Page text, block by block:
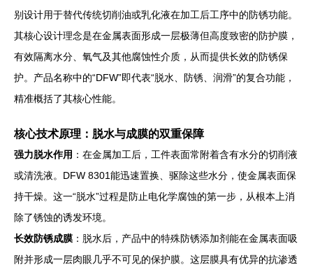
别设计用于替代传统切削油或乳化液在加工后工序中的防锈功能。
其核心设计理念是在金属表面形成一层极薄但高度致密的防护膜，
有效隔离水分、氧气及其他腐蚀性介质，从而提供长效的防锈保
护。产品名称中的“DFW”即代表“脱水、防锈、润滑”的复合功能，
精准概括了其核心性能。
核心技术原理：脱水与成膜的双重保障
强力脱水作用 ：在金属加工后，工件表面常附着含有水分的切削液
或清洗液。DFW 8301能迅速置换、驱除这些水分，使金属表面保
持干燥。这一“脱水”过程是防止电化学腐蚀的第一步，从根本上消
除了锈蚀的诱发环境。
长效防锈成膜 ：脱水后，产品中的特殊防锈添加剂能在金属表面吸
附并形成一层肉眼几乎不可见的保护膜。这层膜具有优异的抗渗透